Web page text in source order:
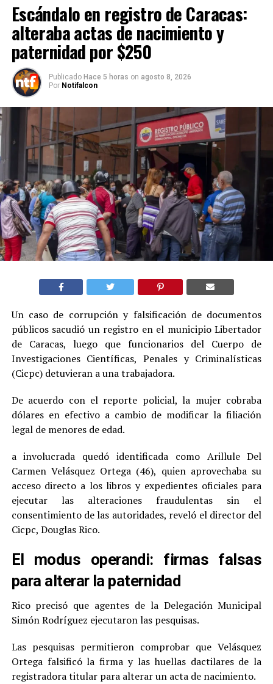
Escándalo en registro de Caracas:
alteraba actas de nacimiento y
paternidad por $250
Publicado Hace 5 horas on agosto 8, 2026
Por Notifalcon
Un caso de corrupción y falsificación de documentos
públicos sacudió un registro en el municipio Libertador
de Caracas, luego que funcionarios del Cuerpo de
Investigaciones Científicas, Penales y Criminalísticas
(Cicpc) detuvieran a una trabajadora.
De acuerdo con el reporte policial, la mujer cobraba
dólares en efectivo a cambio de modificar la filiación
legal de menores de edad.
a involucrada quedó identificada como Arillule Del
Carmen Velásquez Ortega (46), quien aprovechaba su
acceso directo a los libros y expedientes oficiales para
ejecutar las alteraciones fraudulentas sin el
consentimiento de las autoridades, reveló el director del
Cicpc, Douglas Rico.
El modus operandi: firmas falsas
para alterar la paternidad
Rico precisó que agentes de la Delegación Municipal
Simón Rodríguez ejecutaron las pesquisas.
Las pesquisas permitieron comprobar que Velásquez
Ortega falsificó la firma y las huellas dactilares de la
registradora titular para alterar un acta de nacimiento.